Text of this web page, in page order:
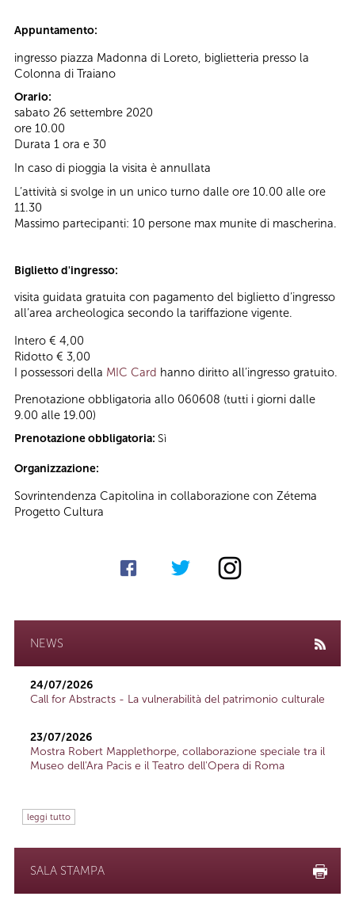
Appuntamento:
ingresso piazza Madonna di Loreto, biglietteria presso la
Colonna di Traiano
Orario:
sabato 26 settembre 2020
ore 10.00
Durata 1 ora e 30
In caso di pioggia la visita è annullata
L’attività si svolge in un unico turno dalle ore 10.00 alle ore
11.30
Massimo partecipanti: 10 persone max munite di mascherina.
Biglietto d'ingresso:
visita guidata gratuita con pagamento del biglietto d’ingresso
all’area archeologica secondo la tariffazione vigente.
Intero € 4,00
Ridotto € 3,00
I possessori della MIC Card hanno diritto all’ingresso gratuito.
Prenotazione obbligatoria allo 060608 (tutti i giorni dalle
9.00 alle 19.00)
Prenotazione obbligatoria: Sì
Organizzazione:
Sovrintendenza Capitolina in collaborazione con Zétema
Progetto Cultura
NEWS
24/07/2026
Call for Abstracts - La vulnerabilità del patrimonio culturale
23/07/2026
Mostra Robert Mapplethorpe, collaborazione speciale tra il
Museo dell'Ara Pacis e il Teatro dell'Opera di Roma
leggi tutto
SALA STAMPA